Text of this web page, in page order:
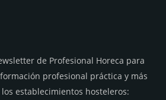
de Profesional Horeca para
profesional práctica y más
establecimientos hosteleros: